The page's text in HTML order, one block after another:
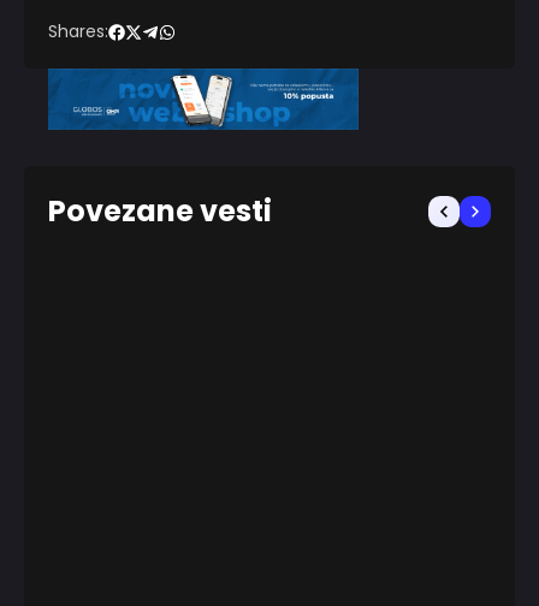
Shares:
Povezane vesti